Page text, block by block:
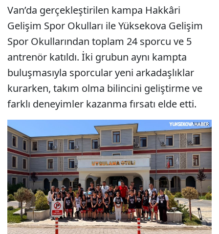
Van’da gerçekleştirilen kampa Hakkâri
Gelişim Spor Okulları ile Yüksekova Gelişim
Spor Okullarından toplam 24 sporcu ve 5
antrenör katıldı. İki grubun aynı kampta
buluşmasıyla sporcular yeni arkadaşlıklar
kurarken, takım olma bilincini geliştirme ve
farklı deneyimler kazanma fırsatı elde etti.